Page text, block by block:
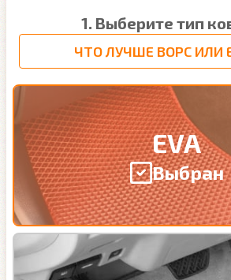
1. Выберите тип
ЧТО ЛУЧШЕ ВОРС ИЛИ
EVA
Выбран